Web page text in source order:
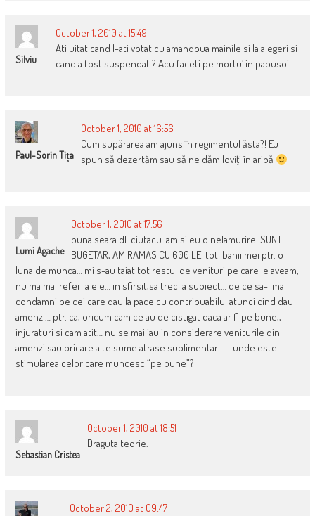
Silviu
October 1, 2010 at 15:49
Ati uitat cand l-ati votat cu amandoua mainile si la alegeri si
cand a fost suspendat ? Acu faceti pe mortu’ in papusoi.
Paul-Sorin Tița
October 1, 2010 at 16:56
Cum supărarea am ajuns în regimentul ăsta?! Eu
spun să dezertăm sau să ne dăm loviţi în aripă
Lumi Agache
October 1, 2010 at 17:56
buna seara dl. ciutacu. am si eu o nelamurire. SUNT
BUGETAR, AM RAMAS CU 600 LEI toti banii mei ptr. o
luna de munca… mi s-au taiat tot restul de venituri pe care le aveam,
nu ma mai refer la ele… in sfirsit,sa trec la subiect… de ce sa-i mai
condamni pe cei care dau la pace cu contribuabilul atunci cind dau
amenzi… ptr. ca, oricum cam ce au de cistigat daca ar fi pe bune,,
injuraturi si cam atit… nu se mai iau in considerare veniturile din
amenzi sau oricare alte sume atrase suplimentar… … unde este
stimularea celor care muncesc “pe bune”?
Sebastian Cristea
October 1, 2010 at 18:51
Draguta teorie.
October 2, 2010 at 09:47